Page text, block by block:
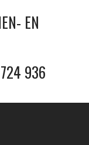
EN
936